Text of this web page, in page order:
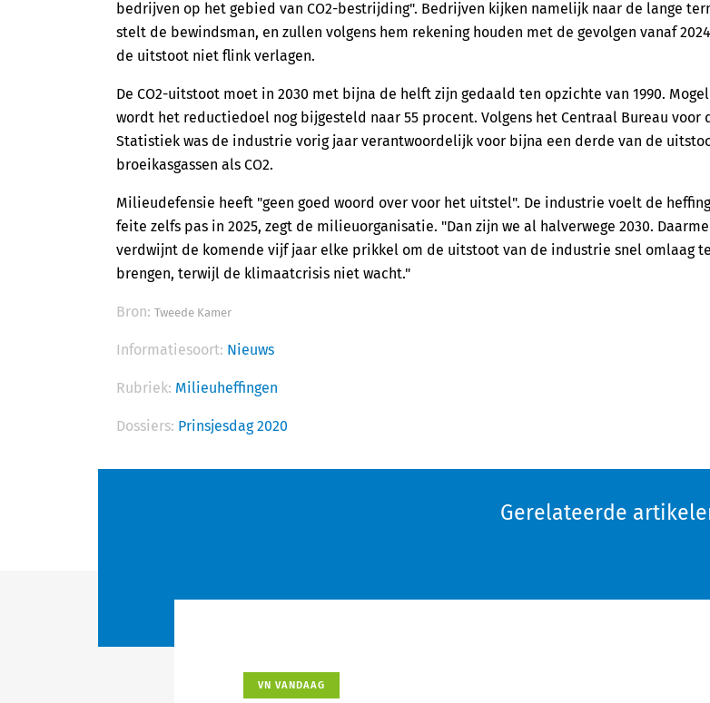
bedrijven op het gebied van CO2-bestrijding". Bedrijven kijken namelijk naar de lange
stelt de bewindsman, en zullen volgens hem rekening houden met de gevolgen vanaf
de uitstoot niet flink verlagen.
De CO2-uitstoot moet in 2030 met bijna de helft zijn gedaald ten opzichte van 1990.
wordt het reductiedoel nog bijgesteld naar 55 procent. Volgens het Centraal Bureau voor
Statistiek was de industrie vorig jaar verantwoordelijk voor bijna een derde van de
broeikasgassen als CO2.
Milieudefensie heeft "geen goed woord over voor het uitstel". De industrie voelt de
feite zelfs pas in 2025, zegt de milieuorganisatie. "Dan zijn we al halverwege 2030.
verdwijnt de komende vijf jaar elke prikkel om de uitstoot van de industrie snel omlaag te
brengen, terwijl de klimaatcrisis niet wacht."
Bron: Tweede Kamer
Informatiesoort: Nieuws
Rubriek: Milieuheffingen
Dossiers: Prinsjesdag 2020
Gerelateerde
VN VANDAAG